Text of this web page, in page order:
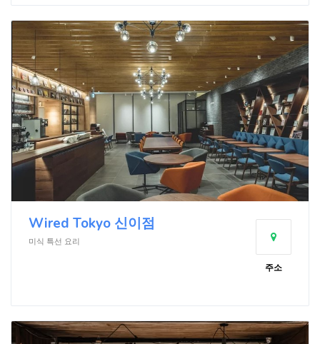
Wired Tokyo 신이점
미식 특선 요리
주소